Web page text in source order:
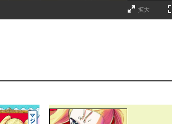
拡大